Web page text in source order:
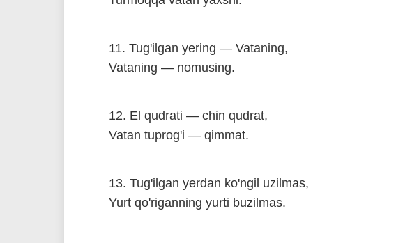
11. Tug'ilgan yering — Vataning,
Vataning — nomusing.
12. El qudrati — chin qudrat,
Vatan tuprog'i — qimmat.
13. Tug'ilgan yerdan ko'ngil uzilmas,
Yurt qo'riganning yurti buzilmas.